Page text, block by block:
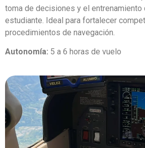
toma de decisiones y el entrenamiento
estudiante. Ideal para fortalecer
procedimientos de navegación.
Autonomía: 5 a 6 horas de vuelo